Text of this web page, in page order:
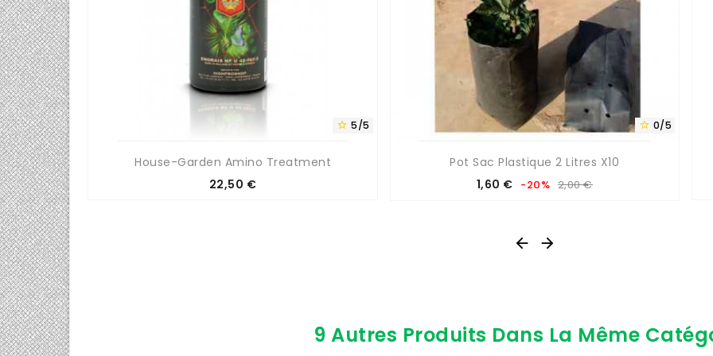
 0/5  5/5
House-Garden Amino Treatment
Prix
22,50 €
 0/5
Pot Sac Plastique 2 Litres X10
Prix
1,60 € Prix
-20% 2,00 €
 
9 Autres Produits Dans La Même